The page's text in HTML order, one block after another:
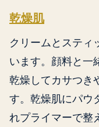
乾燥肌
クリームとスティ
います。顔料と一
乾燥してカサつき
す。乾燥肌にパウ
れプライマーで整